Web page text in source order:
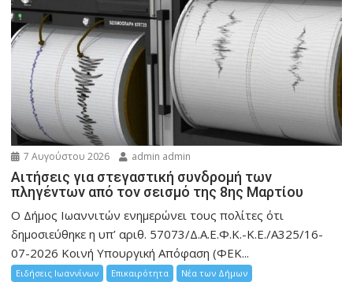
7 Αυγούστου 2026 admin admin
Αιτήσεις για στεγαστική συνδρομή των
πληγέντων από τον σεισμό της 8ης Μαρτίου
Ο Δήμος Ιωαννιτών ενημερώνει τους πολίτες ότι
δημοσιεύθηκε η υπ’ αριθ. 57073/Δ.Α.Ε.Φ.Κ.-Κ.Ε./Α325/16-
07-2026 Κοινή Υπουργική Απόφαση (ΦΕΚ...
Ειδήσεις Ιωαννίνων Επικαιρότητα Νέα των Δήμων